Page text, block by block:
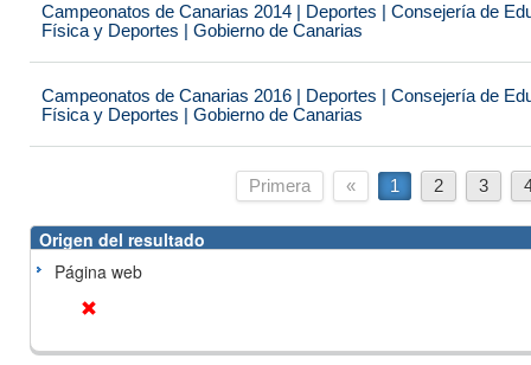
Campeonatos de Canarias 2014 | Deportes | Consejería de
Física y Deportes | Gobierno de Canarias
Campeonatos de Canarias 2016 | Deportes | Consejería de
Física y Deportes | Gobierno de Canarias
Primera « 1 2 3
Origen del resultado
Página web